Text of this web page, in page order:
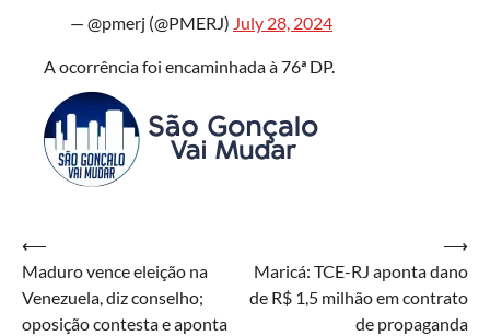
— @pmerj (@PMERJ) July 28, 2024
A ocorrência foi encaminhada à 76ª DP.
Navegação
de
Post
⟵
Maduro vence eleição na
Venezuela, diz conselho;
oposição contesta e aponta
Maricá: TCE-RJ aponta dano
de R$ 1,5 milhão em contrato
de propaganda
⟶